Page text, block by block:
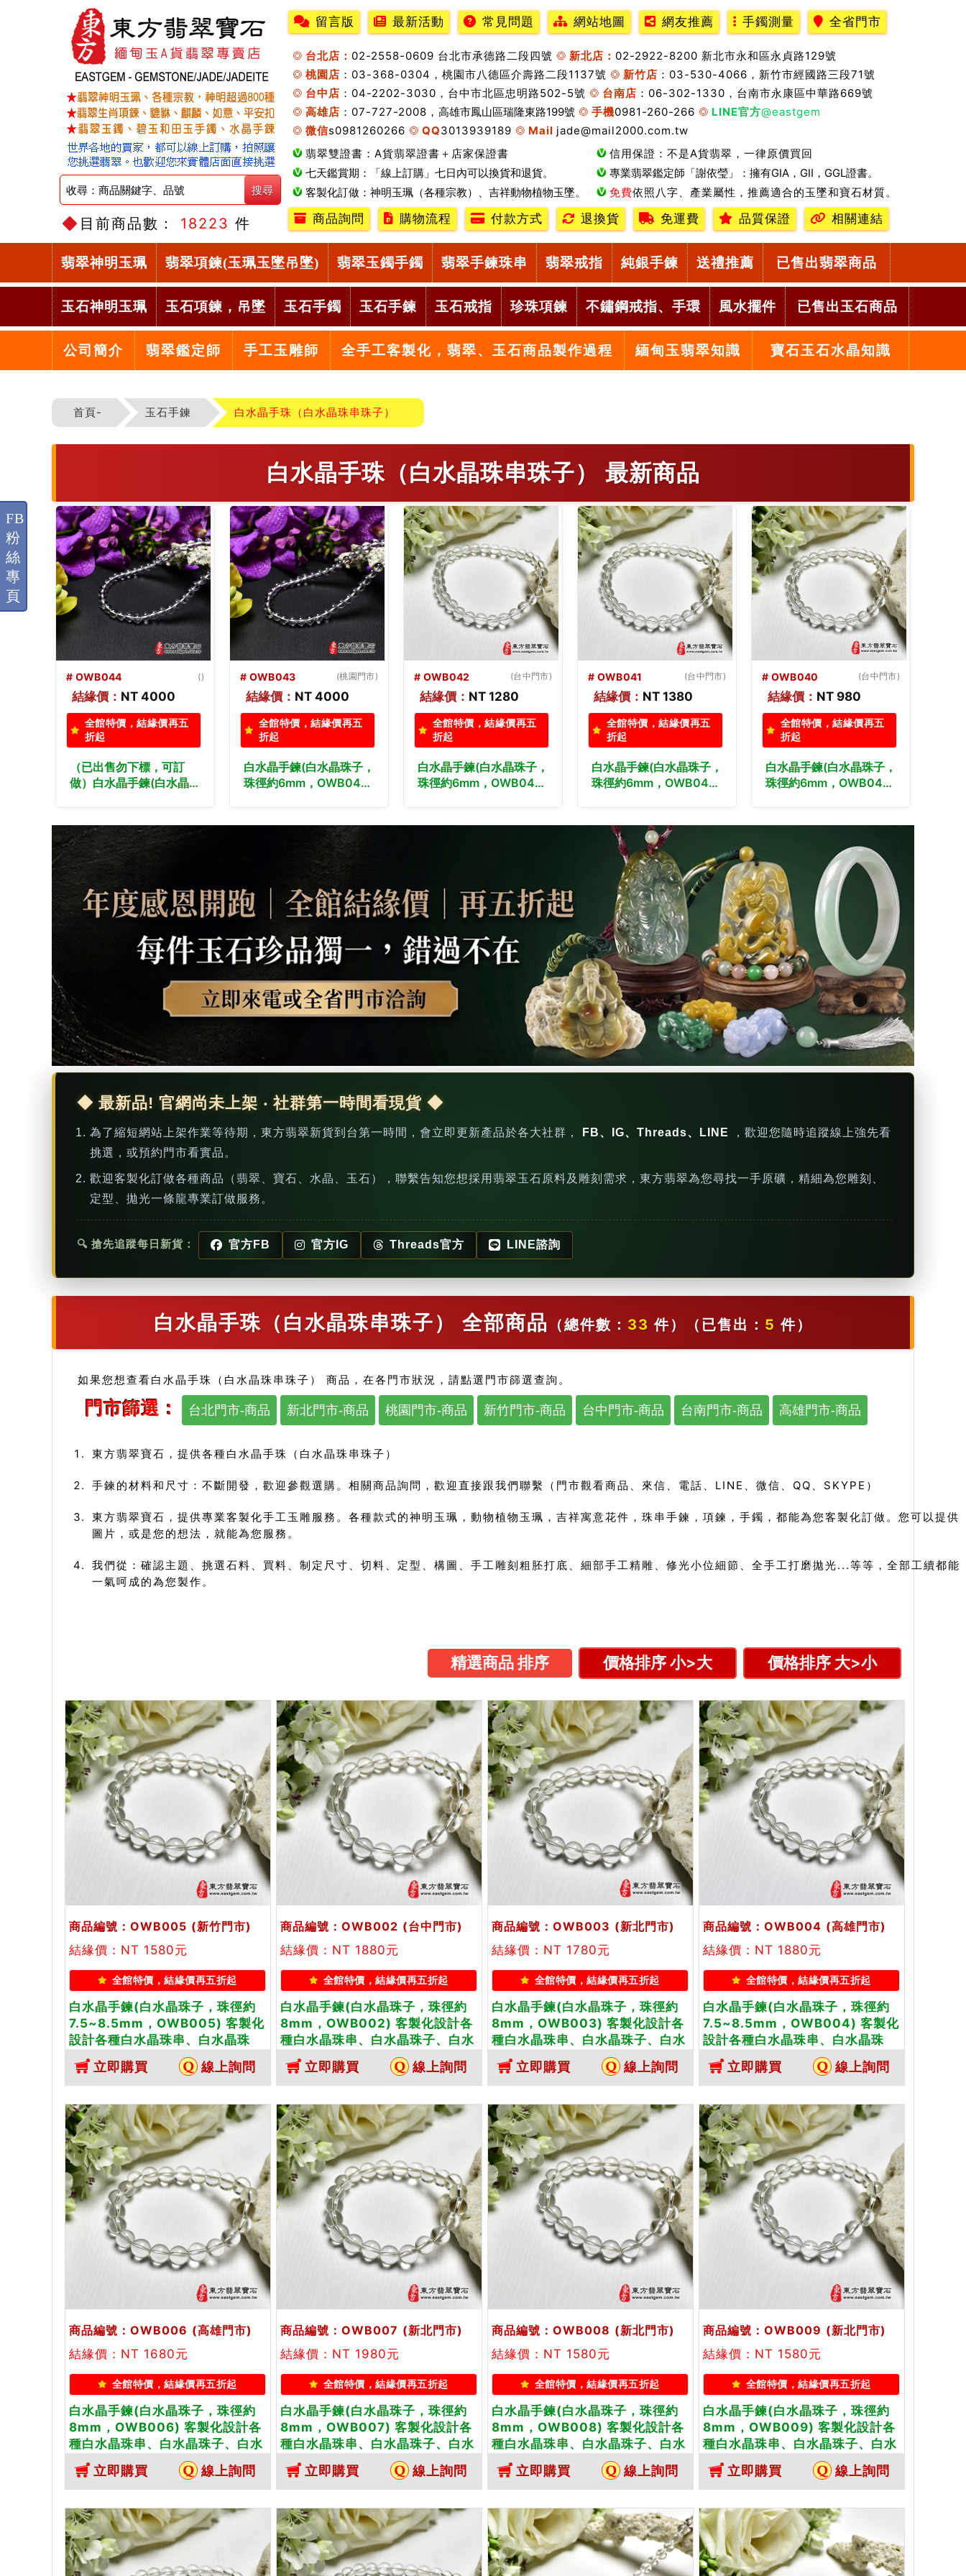
目前商品數： 18223 件
留言版 最新活動 常見問題 網站地圖 網友推薦 手鐲測量 全省門市
台北店： 02-2558-0609 台北市承德路二段四號 新北店： 02-2922-8200 新北市永和區永貞路129號
桃園店 ：03-368-0304，桃園市八德區介壽路二段1137號 新竹店 ：03-530-4066，新竹市經國路三段71號
台中店 ：04-2202-3030，台中市北區忠明路502-5號 台南店 ：06-302-1330，台南市永康區中華路669號
高雄店 ：07-727-2008， 高雄市鳳山區瑞隆東路199號 手機0981-260-266 LINE官方@eastgem
微信s0981260266 QQ3013939189 Mail jade@mail2000.com.tw
翡翠雙證書：A貨翡翠證書＋店家保證書
信用保證：不是A貨翡翠，一律原價買回
七天鑑賞期：「線上訂購」七日內可以換貨和退貨。
專業翡翠鑑定師「謝依瑩」：擁有GIA，GII，GGL證書。
客製化訂做：神明玉珮（各種宗教）、吉祥動物植物玉墜。
免費依照八字、產業屬性，推薦適合的玉墜和寶石材質。
商品詢問
購物流程 付款方式 退換貨 免運費 品質保證 相關連結
翡翠神明玉珮 翡翠項鍊(玉珮玉墜吊墜) 翡翠玉鐲手鐲 翡翠手鍊珠串 翡翠戒指 純銀手鍊 送禮推薦 已售出翡翠商品
玉石神明玉珮 玉石項鍊，吊墜 玉石手鐲 玉石手鍊 玉石戒指 珍珠項鍊 不鏽鋼戒指、手環 風水擺件 已售出玉石商品
公司簡介 翡翠鑑定師 手工玉雕師 全手工客製化，翡翠、玉石商品製作過程 緬甸玉翡翠知識 寶石玉石水晶知識
首頁- 玉石手鍊 白水晶手珠（白水晶珠串珠子）
白水晶手珠（白水晶珠串珠子） 最新商品
# OWB043 (桃園門市)
結緣價： NT 4000
全館特價，結緣價再五
折起
白水晶手鍊(白水晶珠子，
珠徑約6mm，OWB043)
手鍊、白水晶手珠。★附
東方翡翠寶石保證卡
# OWB042 (台中門市)
結緣價： NT 1280
全館特價，結緣價再五
折起
白水晶手鍊(白水晶珠子，
珠徑約6mm，OWB042)
手鍊、白水晶手珠。★附
東方翡翠寶石保證卡
# OWB041 (台中門市)
結緣價： NT 1380
全館特價，結緣價再五
折起
白水晶手鍊(白水晶珠子，
珠徑約6mm，OWB041)
# OWB040 (台中門市)
結緣價： NT 980
全館特價，結緣價再五
折起
白水晶手鍊(白水晶珠子，
珠徑約6mm，OWB040)
手鍊、白水晶手珠。★附
東方翡翠寶石保證卡
# OWB039 (新北門市)
結緣價： NT 1080
全館特價，結緣價再五
折起
白水晶手鍊(白水晶珠子，
珠徑約6mm，OWB039)
東方翡翠寶石保證卡
◆ 最新品! 官網尚未上架 ‧ 社群第一時間看現貨 ◆
為了縮短網站上架作業等待期，東方翡翠新貨到台第一時間，會立即更新產品於各大社群， FB、IG、Threads、LINE
，歡迎您隨時追蹤線上強先看
挑選，或預約門市看實品。
歡迎客製化訂做各種商品（翡翠、寶石、水晶、玉石），聯繫告知您想採用翡翠玉石原料及雕刻需求，東方翡翠為您尋找一手原礦，精細為您雕刻、
定型、拋光一條龍專業訂做服務。
🔍 搶先追蹤每日新貨： 官方FB 官方IG Threads官方 LINE諮詢
白水晶手珠（白水晶珠串珠子） 全部商品 （總件數： 33 件） （已售出： 5 件）
如果您想查看白水晶手珠（白水晶珠串珠子） 商品，在各門市狀況，請點選門市篩選查詢。
門市篩選： 台北門市-商品 新北門市-商品 桃園門市-商品 新竹門市-商品 台中門市-商品 台南門市-商品 高雄門市-商品
東方翡翠寶石，提供各種白水晶手珠（白水晶珠串珠子）
手鍊的材料和尺寸：不斷開發，歡迎參觀選購。相關商品詢問，歡迎直接跟我們聯繫（門市觀看商品、來信、電話、LINE、微信、QQ、SKYPE）
東方翡翠寶石，提供專業客製化手工玉雕服務。各種款式的神明玉珮，動物植物玉珮，吉祥寓意花件，珠串手鍊，項鍊，手鐲，都能為您客製化訂做。您可以提供
圖片，或是您的想法，就能為您服務。
我們從：確認主題、挑選石料、買料、制定尺寸、切料、定型、構圖、手工雕刻粗胚打底、細部手工精雕、修光小位細節、全手工打磨拋光...等等，全部工續都能
一氣呵成的為您製作。
精選商品 排序 價格排序 小>大 價格排序 大>小
商品編號：OWB005 (新竹門市)
結緣價：NT 1580元
全館特價，結緣價再五折起
白水晶手鍊(白水晶珠子，珠徑約
7.5~8.5mm，OWB005) 客製化
設計各種白水晶珠串、白水晶珠
子、白水晶手鍊、白水晶手珠。★
附東方翡翠寶石保證卡
立即購買 線上詢問
商品編號：OWB002 (台中門市)
結緣價：NT 1880元
全館特價，結緣價再五折起
白水晶手鍊(白水晶珠子，珠徑約
8mm，OWB002) 客製化設計各
種白水晶珠串、白水晶珠子、白水
晶手鍊、白水晶手珠。★附東方翡
翠寶石保證卡
立即購買 線上詢問
商品編號：OWB003 (新北門市)
結緣價：NT 1780元
全館特價，結緣價再五折起
白水晶手鍊(白水晶珠子，珠徑約
8mm，OWB003) 客製化設計各
種白水晶珠串、白水晶珠子、白水
晶手鍊、白水晶手珠。★附東方翡
翠寶石保證卡
立即購買 線上詢問
商品編號：OWB004 (高雄門市)
結緣價：NT 1880元
全館特價，結緣價再五折起
白水晶手鍊(白水晶珠子，珠徑約
7.5~8.5mm，OWB004) 客製化
設計各種白水晶珠串、白水晶珠
子、白水晶手鍊、白水晶手珠。★
附東方翡翠寶石保證卡
立即購買 線上詢問
商品編號：OWB006 (高雄門市)
結緣價：NT 1680元
全館特價，結緣價再五折起
白水晶手鍊(白水晶珠子，珠徑約
8mm，OWB006) 客製化設計各
種白水晶珠串、白水晶珠子、白水
晶手鍊、白水晶手珠。★附東方翡
翠寶石保證卡
立即購買 線上詢問
商品編號：OWB007 (新北門市)
結緣價：NT 1980元
全館特價，結緣價再五折起
白水晶手鍊(白水晶珠子，珠徑約
8mm，OWB007) 客製化設計各
種白水晶珠串、白水晶珠子、白水
晶手鍊、白水晶手珠。★附東方翡
翠寶石保證卡
立即購買 線上詢問
商品編號：OWB008 (新北門市)
結緣價：NT 1580元
全館特價，結緣價再五折起
白水晶手鍊(白水晶珠子，珠徑約
8mm，OWB008) 客製化設計各
種白水晶珠串、白水晶珠子、白水
晶手鍊、白水晶手珠。★附東方翡
翠寶石保證卡
立即購買 線上詢問
商品編號：OWB009 (新北門市)
結緣價：NT 1580元
全館特價，結緣價再五折起
白水晶手鍊(白水晶珠子，珠徑約
8mm，OWB009) 客製化設計各
種白水晶珠串、白水晶珠子、白水
晶手鍊、白水晶手珠。★附東方翡
翠寶石保證卡
立即購買 線上詢問
FB
粉
絲
專
頁